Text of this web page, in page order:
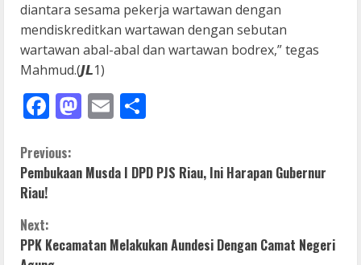
diantara sesama pekerja wartawan dengan
mendiskreditkan wartawan dengan sebutan
wartawan abal-abal dan wartawan bodrex,” tegas
Mahmud.(𝙅𝙇1)
Facebook
Mastodon
Email
C
o
n
Previous:
Pembukaan Musda I DPD PJS Riau, Ini Harapan Gubernur
Riau!
Next:
PPK Kecamatan Melakukan Aundesi Dengan Camat Negeri